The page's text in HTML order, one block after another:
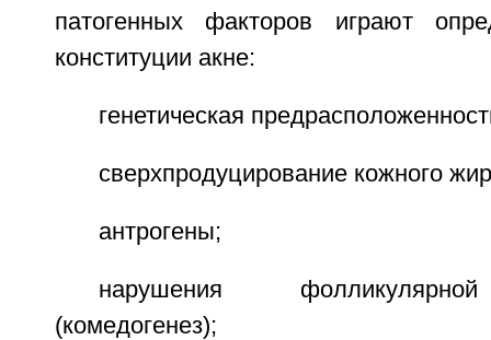
патогенных факторов играют
конституции акне:
генетическая
сверхпродуцирование кожного
антрогены;
нарушения
(комедогенез);